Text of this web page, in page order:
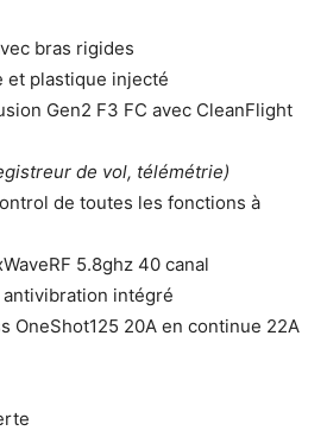
bras rigides
et plastique injecté
Gen2 F3 FC avec CleanFlight
de vol, télémétrie)
de toutes les fonctions à
5.8ghz 40 canal
intégré
OneShot125 20A en continue 22A